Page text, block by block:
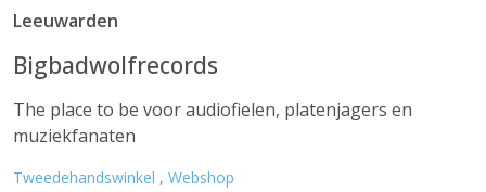
Leeuwarden
Bigbadwolfrecords
The place to be voor audiofielen, platenjagers en
muziekfanaten
Tweedehandswinkel , Webshop